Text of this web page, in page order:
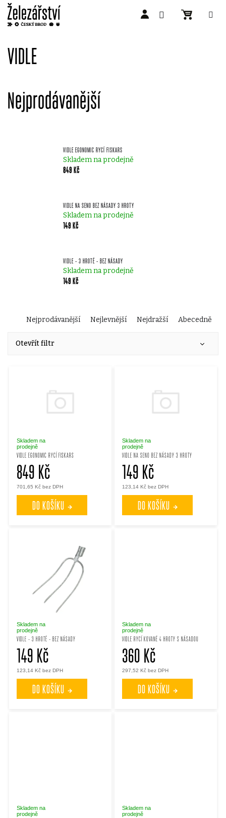
obsahVIDLE
Nejprodávanější
VIDLE EGONOMIC RYCÍ FISKARS
Skladem na prodejně
849 Kč
VIDLE NA SENO BEZ NÁSADY 3 HROTY
Skladem na prodejně
149 Kč
VIDLE - 3 HROTÉ - BEZ NÁSADY
Skladem na prodejně
149 Kč
Ř
a
í
p
r
o
t
ů
Nejprodávanější Nejlevnější Nejdražší Abecedně
Otevřít filtr
VIDLE EGONOMIC RYCÍ FISKARS
Skladem na
prodejně
701,65 Kč bez DPH
849 Kč
DO KOŠÍKU
VIDLE NA SENO BEZ NÁSADY 3 HROTY
Skladem na
prodejně
123,14 Kč bez DPH
149 Kč
DO KOŠÍKU
VIDLE - 3 HROTÉ - BEZ NÁSADY
Skladem na
prodejně
123,14 Kč bez DPH
149 Kč
DO KOŠÍKU
VIDLE RYCÍ KOVANÉ 4 HROTY S NÁSADOU
Skladem na
prodejně
297,52 Kč bez DPH
360 Kč
DO KOŠÍKU
Skladem na
prodejně
Skladem na
prodejně